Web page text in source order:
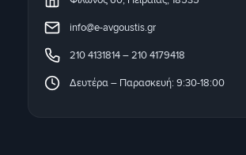
info@e-avgoustis.gr
210 4131814–210 4179418
Δευτέρα – Παρασκευή: 9:30-18:00